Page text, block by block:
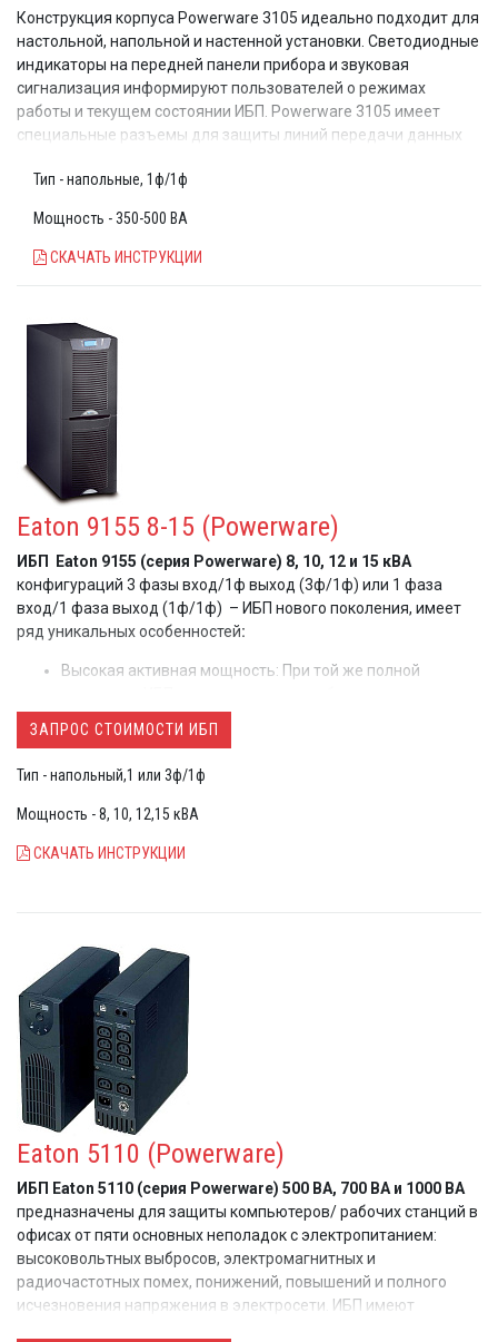
Конструкция корпуса Powerware 3105 идеально подходит для
настольной, напольной и настенной установки. Светодиодные
индикаторы на передней панели прибора и звуковая
сигнализация информируют пользователей о режимах
работы и текущем состоянии ИБП. Powerware 3105 имеет
специальные разъемы для защиты линий передачи данных
Тип - напольные, 1ф/1ф
Мощность - 350-500 ВА
СКАЧАТЬ ИНСТРУКЦИИ
Eaton 9155 8-15 (Powerware)
ИБП Eaton 9155 (серия Powerware) 8, 10, 12 и 15 кВА
конфигураций 3 фазы вход/1ф выход (3ф/1ф) или 1 фаза
вход/1 фаза выход (1ф/1ф) – ИБП нового поколения, имеет
ряд уникальных особенностей:
Высокая активная мощность: При той же полной
ИБП 8 кВА - 7.2 кВт, 10 кВА - 9 кВт, 12 кВА - 10.8 кВт, 15
кВА - 13.5 кВт
настройки параметров
Уникальная технология параллельной работы ИБП
ИБП можно использовать при слабой проводке,
входного тока (КНИ<5%))
За счет перенастраиваемого выпрямителя, ИБП может
поддержать батареи
работы, имея при этом минимальное время их зарядки
ИБП обладает самыми современными
коммуникационными возможностями (два X-slot)»)
ИБП могут быть укомплектованы дублирующим
выносным
ж/к экраном View UPS
ЗАПРОС СТОИМОСТИ ИБП
Тип - напольный,1 или 3ф/1ф
Мощность - 8, 10, 12,15 кВА
СКАЧАТЬ ИНСТРУКЦИИ
Eaton 5110 (Powerware)
ИБП Eaton 5110 (серия Powerware) 500 ВА, 700 ВА и 1000 ВА
предназначены для защиты компьютеров/ рабочих станций в
офисах от пяти основных неполадок с электропитанием:
высоковольтных выбросов, электромагнитных и
радиочастотных помех, понижений, повышений и полного
исчезновения напряжения в электросети. ИБП имеют